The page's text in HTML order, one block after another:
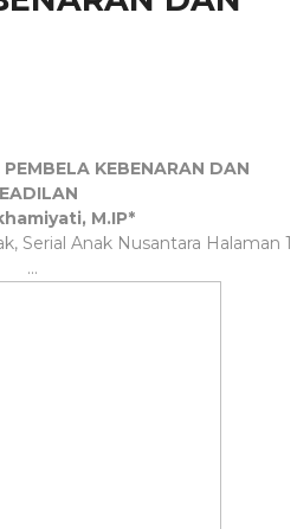
KEBENARAN DAN
M.IP*